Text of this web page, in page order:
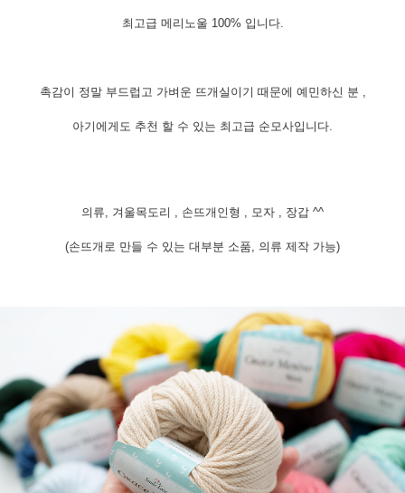
최고급 메리노울 100% 입니다.
촉감이 정말 부드럽고 가벼운 뜨개실이기 때문에 예민하신 분 ,
아기에게도 추천 할 수 있는 최고급 순모사입니다.
의류, 겨울목도리 , 손뜨개인형 , 모자 , 장갑 ^^
(손뜨개로 만들 수 있는 대부분 소품, 의류 제작 가능)